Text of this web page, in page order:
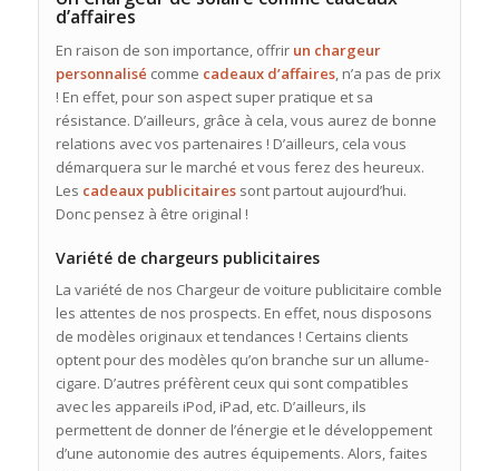
d’affaires
En raison de son importance, offrir un chargeur
personnalisé comme cadeaux d’affaires, n’a pas de prix
! En effet, pour son aspect super pratique et sa
résistance. D’ailleurs, grâce à cela, vous aurez de bonne
relations avec vos partenaires ! D’ailleurs, cela vous
démarquera sur le marché et vous ferez des heureux.
Les cadeaux publicitairessont partout aujourd’hui.
Donc pensez à être original !
Variété de chargeurs publicitaires
La variété de nos Chargeur de voiture publicitaire comble
les attentes de nos prospects. En effet, nous disposons
de modèles originaux et tendances ! Certains clients
optent pour des modèles qu’on branche sur un allume-
cigare. D’autres préfèrent ceux qui sont compatibles
avec les appareils iPod, iPad, etc. D’ailleurs, ils
permettent de donner de l’énergie et le développement
d’une autonomie des autres équipements. Alors, faites